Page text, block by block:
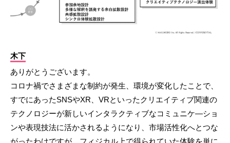
木下
ありがとうございます。
コロナ禍でさまざまな制約が発生、環境が変化したことで、
すでにあったSNSやXR、VRといったクリエイティブ関連の
テクノロジーが新しいインタラクティブなコミュニケ―ショ
ンや表現技法に活かされるようになり、市場活性化へとつな
がったわけですが、フィジカル上で得られていた体験を単に